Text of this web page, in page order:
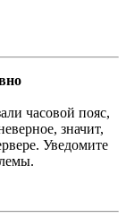
часовой пояс,
значит,
Уведомите